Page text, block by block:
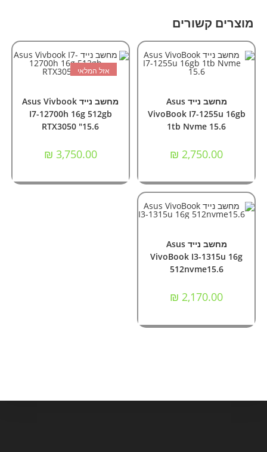
מוצרים קשורים
מחשב נייד Asus
VivoBook I7-1255u 16gb
1tb Nvme 15.6
₪ 2,750.00
אזל המלאי
מחשב נייד Asus Vivbook
I7-12700h 16g 512gb
RTX3050 "15.6
₪ 3,750.00
מחשב נייד Asus
VivoBook I3-1315u 16g
512nvme15.6
₪ 2,170.00